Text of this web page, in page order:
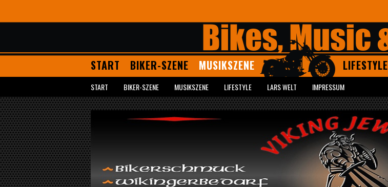
START BIKER-SZENE MUSIKSZENE LIFESTYLE
START BIKER-SZENE MUSIKSZENE LIFESTYLE LARS WELT IMPRESSUM